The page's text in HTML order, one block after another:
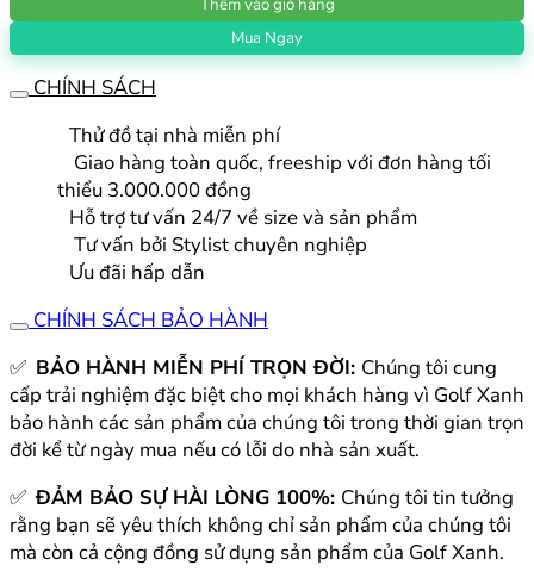
AKAW01
số
Thêm vào giỏ hàng
Mua Ngay
CHÍNH SÁCH
Thử đồ tại nhà miễn phí
Giao hàng toàn quốc, freeship với đơn hàng tối
thiểu 3.000.000 đồng
Hỗ trợ tư vấn 24/7 về size và sản phẩm
Tư vấn bởi Stylist chuyên nghiệp
Ưu đãi hấp dẫn
CHÍNH SÁCH BẢO HÀNH
✅ BẢO HÀNH MIỄN PHÍ TRỌN ĐỜI: Chúng tôi cung
cấp trải nghiệm đặc biệt cho mọi khách hàng vì Golf Xanh
bảo hành các sản phẩm của chúng tôi trong thời gian trọn
đời kể từ ngày mua nếu có lỗi do nhà sản xuất.
✅ĐẢM BẢO SỰ HÀI LÒNG 100%: Chúng tôi tin tưởng
rằng bạn sẽ yêu thích không chỉ sản phẩm của chúng tôi
mà còn cả cộng đồng sử dụng sản phẩm của Golf Xanh.